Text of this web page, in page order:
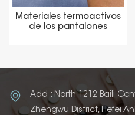
Materiales termoactivos
de los pantalones
caliente
Add : North 1212 Baili
Zhengwu District, Hefei